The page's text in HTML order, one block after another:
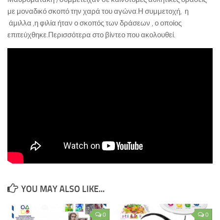
ΚΕ.ΣΥ.Π. Χανίων
ΓΡΑ.Σ.Ε.Π. Κολυμβαρίου
Μεσογειακό Αγρονομικό Ινστιτούτο Χανίων
Μουσείο Φυσικής Ιστορίας Κρήτης
με μοναδικό σκοπό την χαρά του αγώνα.Η συμμετοχή, η
άμιλλα ,η φιλία ήταν ο σκοπός των δράσεων , ο οποίος
επιτεύχθηκε.Περισσότερα στο βίντεο που ακολουθεί.
YOU MAY ALSO LIKE...
0 0